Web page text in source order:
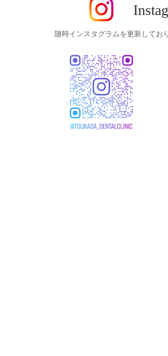
随時インスタグラムを更新してお